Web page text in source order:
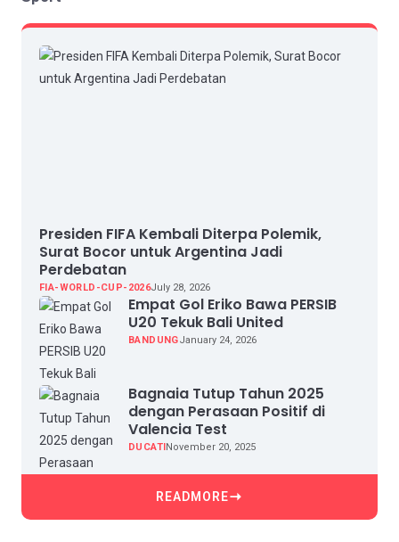
Presiden FIFA Kembali Diterpa Polemik,
Surat Bocor untuk Argentina Jadi
Perdebatan
FIA-WORLD-CUP-2026July 28, 2026
Empat Gol Eriko Bawa PERSIB
U20 Tekuk Bali United
BANDUNGJanuary 24, 2026
Bagnaia Tutup Tahun 2025
dengan Perasaan Positif di
Valencia Test
DUCATI November 20, 2025
READMORE